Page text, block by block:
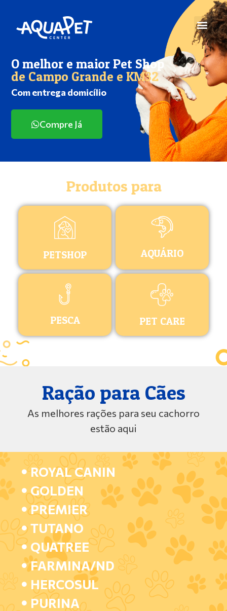
O melhor e maior Pet Shop
de Campo Grande e KM32
Com entrega domicílio
Compre Já
Produtos para
PETSHOP AQUÁRIO
PESCA PET CARE
Ração para Cães
As melhores rações para seu cachorro
estão aqui
ROYAL CANIN
GOLDEN
PREMIER
TUTANO
QUATREE
FARMINA/ND
HERCOSUL
PURINA